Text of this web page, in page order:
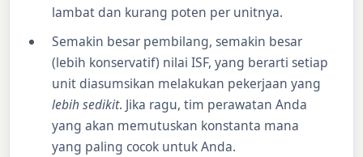
lambat dan kurang poten per unitnya.
Semakin besar pembilang, semakin besar
(lebih konservatif) nilai ISF, yang berarti setiap
unit diasumsikan melakukan pekerjaan yang
lebih sedikit. Jika ragu, tim perawatan Anda
yang akan memutuskan konstanta mana
yang paling cocok untuk Anda.